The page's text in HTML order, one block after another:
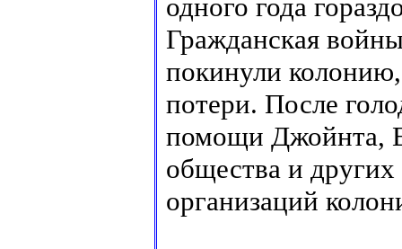
одного года
Гражданская
покинули
потери. После
помощи Джойнта,
общества и
организаций